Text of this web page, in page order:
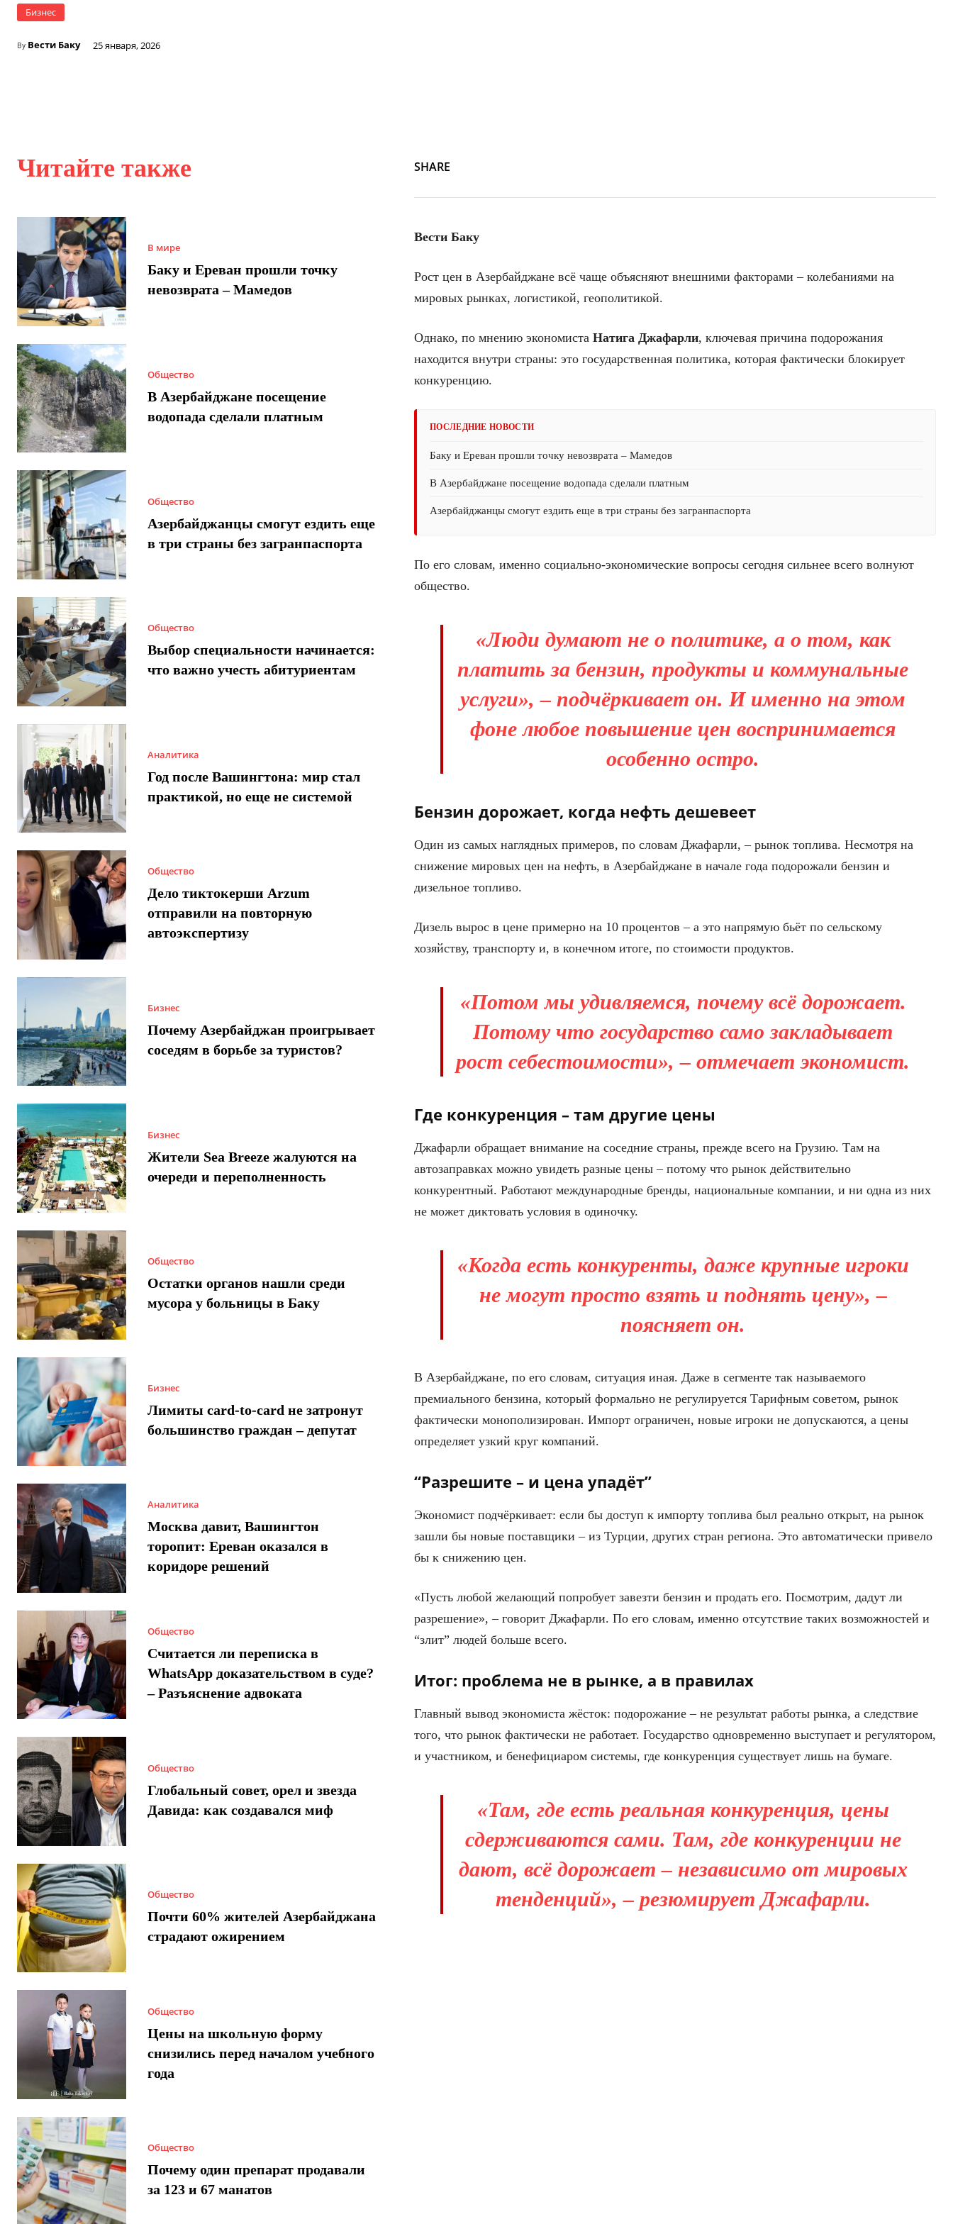
Бизнес
By Вести Баку 25 января, 2026
Читайте также
В мире
Баку и Ереван прошли точку
невозврата – Мамедов
Общество
В Азербайджане посещение
водопада сделали платным
Общество
Азербайджанцы смогут ездить еще
в три страны без загранпаспорта
Общество
Выбор специальности начинается:
что важно учесть абитуриентам
Аналитика
Год после Вашингтона: мир стал
практикой, но еще не системой
Общество
Дело тиктокерши Arzum
отправили на повторную
автоэкспертизу
Бизнес
Почему Азербайджан проигрывает
соседям в борьбе за туристов?
Бизнес
Жители Sea Breeze жалуются на
очереди и переполненность
Общество
Остатки органов нашли среди
мусора у больницы в Баку
Бизнес
Лимиты card-to-card не затронут
большинство граждан – депутат
Аналитика
Москва давит, Вашингтон
торопит: Ереван оказался в
коридоре решений
Общество
Считается ли переписка в
WhatsApp доказательством в суде?
– Разъяснение адвоката
Общество
Глобальный совет, орел и звезда
Давида: как создавался миф
Общество
Почти 60% жителей Азербайджана
страдают ожирением
Общество
Цены на школьную форму
снизились перед началом учебного
года
Общество
Почему один препарат продавали
за 123 и 67 манатов
SHARE
Вести Баку
Рост цен в Азербайджане всё чаще объясняют внешними факторами – колебаниями на
мировых рынках, логистикой, геополитикой.
Однако, по мнению экономиста Натига Джафарли, ключевая причина подорожания
находится внутри страны: это государственная политика, которая фактически блокирует
конкуренцию.
ПОСЛЕДНИЕ НОВОСТИ
Баку и Ереван прошли точку невозврата – Мамедов
В Азербайджане посещение водопада сделали платным
Азербайджанцы смогут ездить еще в три страны без загранпаспорта
По его словам, именно социально-экономические вопросы сегодня сильнее всего волнуют
общество.
«Люди думают не о политике, а о том, как
платить за бензин, продукты и коммунальные
услуги», – подчёркивает он. И именно на этом
фоне любое повышение цен воспринимается
особенно остро.
Бензин дорожает, когда нефть дешевеет
Один из самых наглядных примеров, по словам Джафарли, – рынок топлива. Несмотря на
снижение мировых цен на нефть, в Азербайджане в начале года подорожали бензин и
дизельное топливо.
Дизель вырос в цене примерно на 10 процентов – а это напрямую бьёт по сельскому
хозяйству, транспорту и, в конечном итоге, по стоимости продуктов.
«Потом мы удивляемся, почему всё дорожает.
Потому что государство само закладывает
рост себестоимости», – отмечает экономист.
Где конкуренция – там другие цены
Джафарли обращает внимание на соседние страны, прежде всего на Грузию. Там на
автозаправках можно увидеть разные цены – потому что рынок действительно
конкурентный. Работают международные бренды, национальные компании, и ни одна из них
не может диктовать условия в одиночку.
«Когда есть конкуренты, даже крупные игроки
не могут просто взять и поднять цену», –
поясняет он.
В Азербайджане, по его словам, ситуация иная. Даже в сегменте так называемого
премиального бензина, который формально не регулируется Тарифным советом, рынок
фактически монополизирован. Импорт ограничен, новые игроки не допускаются, а цены
определяет узкий круг компаний.
“Разрешите – и цена упадёт”
Экономист подчёркивает: если бы доступ к импорту топлива был реально открыт, на рынок
зашли бы новые поставщики – из Турции, других стран региона. Это автоматически привело
бы к снижению цен.
«Пусть любой желающий попробует завезти бензин и продать его. Посмотрим, дадут ли
разрешение», – говорит Джафарли. По его словам, именно отсутствие таких возможностей и
“злит” людей больше всего.
Итог: проблема не в рынке, а в правилах
Главный вывод экономиста жёсток: подорожание – не результат работы рынка, а следствие
того, что рынок фактически не работает. Государство одновременно выступает и регулятором,
и участником, и бенефициаром системы, где конкуренция существует лишь на бумаге.
«Там, где есть реальная конкуренция, цены
сдерживаются сами. Там, где конкуренции не
дают, всё дорожает – независимо от мировых
тенденций», – резюмирует Джафарли.